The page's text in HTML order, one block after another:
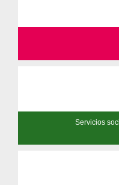
Servicios